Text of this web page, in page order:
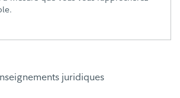
juridiques